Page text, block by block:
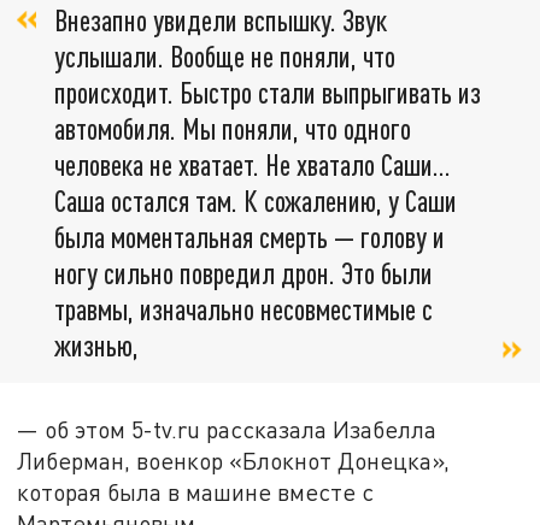
Внезапно увидели вспышку. Звук
услышали. Вообще не поняли, что
происходит. Быстро стали выпрыгивать из
автомобиля. Мы поняли, что одного
человека не хватает. Не хватало Саши…
Саша остался там. К сожалению, у Саши
была моментальная смерть — голову и
ногу сильно повредил дрон. Это были
травмы, изначально несовместимые с
жизнью,
— об этом 5-tv.ru рассказала Изабелла
Либерман, военкор «Блокнот Донецка»,
которая была в машине вместе с